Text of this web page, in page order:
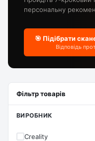
персональну
🎯 Підібрати
Відповідь
Фільтр товарів
ВИРОБНИК
Creality